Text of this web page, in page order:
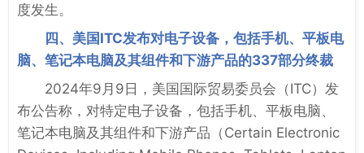
度发生。
四、美国ITC发布对电子设备，包括手机、平板电
脑、笔记本电脑及其组件和下游产品的337部分终裁
2024年9月9日，美国国际贸易委员会（ITC）发
布公告称，对特定电子设备，包括手机、平板电脑、
笔记本电脑及其组件和下游产品（Certain Electronic